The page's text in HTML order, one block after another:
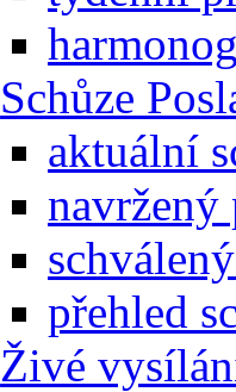
Schůze
aktuální
navržený
přehled
Živé